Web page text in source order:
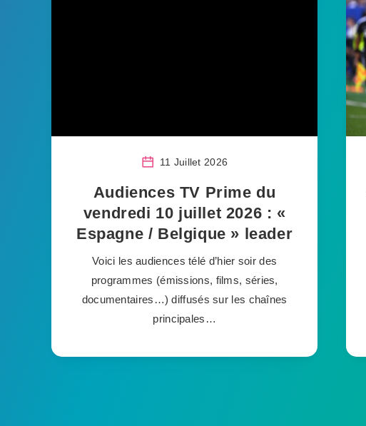
11 Juillet 2026
Audiences TV Prime du
vendredi 10 juillet 2026 : «
Espagne / Belgique » leader
Voici les audiences télé d’hier soir des
programmes (émissions, films, séries,
documentaires…) diffusés sur les chaînes
principales…